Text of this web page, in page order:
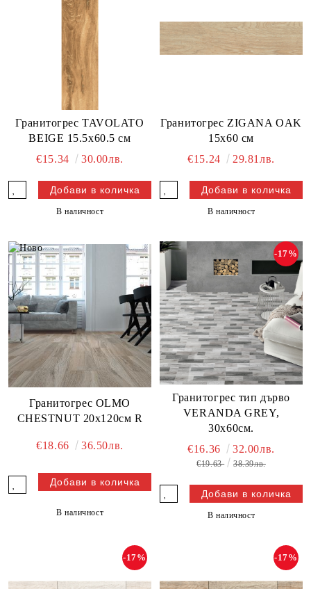
Гранитогрес TAVOLATO
BEIGE 15.5x60.5 см
€15.34
30.00лв.
В наличност
Гранитогрес ZIGANA OAK
15x60 см
€15.24
29.81лв.
В наличност
Гранитогрес OLMO
CHESTNUT 20x120см R
€18.66 36.50лв.
В наличност
Гранитогрес тип дърво
VERANDA GREY,
30х60см.
-17%
€16.36 32.00лв.
€19.63 38.39лв.
В наличност
-17% -17%